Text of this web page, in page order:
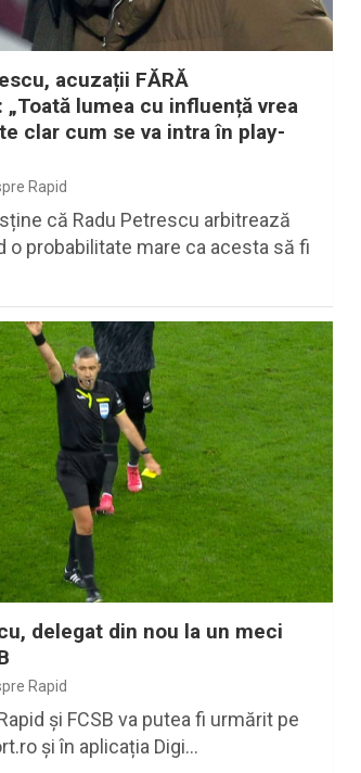
acuzații FĂRĂ
„Toată lumea cu influență vrea
clar cum se va intra în play-
Rapid
că Radu Petrescu arbitrează
o probabilitate mare ca acesta să fi
delegat din nou la un meci
Rapid
și FCSB va putea fi urmărit pe
și în aplicația Digi…